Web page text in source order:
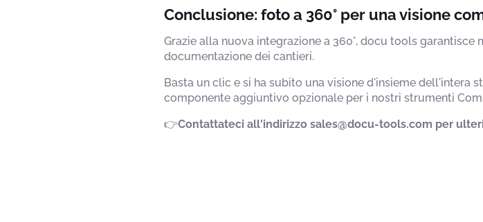
Conclusione: foto a 360° per una visione
Grazie alla nuova integrazione a 360°, docu tools
documentazione dei cantieri.
Basta un clic e si ha subito una visione d'insieme dell'intera
componente aggiuntivo opzionale per i nostri strumenti
👉Contattateci all'indirizzo sales@docu-tools.com per